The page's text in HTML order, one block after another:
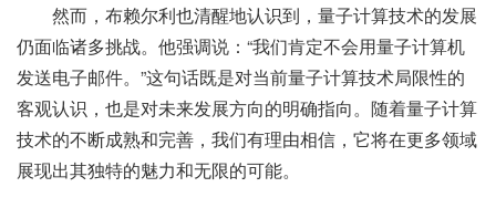
然而，布赖尔利也清醒地认识到，量子计算技术的发展
仍面临诸多挑战。他强调说：“我们肯定不会用量子计算机
发送电子邮件。”这句话既是对当前量子计算技术局限性的
客观认识，也是对未来发展方向的明确指向。随着量子计算
技术的不断成熟和完善，我们有理由相信，它将在更多领域
展现出其独特的魅力和无限的可能。